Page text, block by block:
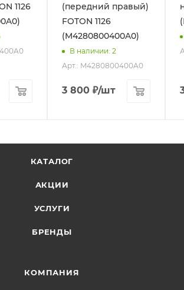
1126
(передний правый)
FOTON 1126
(M4280800400A0)
В наличии: 2
Арт.: M4280800400A0
3 800 ₽/шт
КАТАЛОГ
АКЦИИ
УСЛУГИ
БРЕНДЫ
КОМПАНИЯ